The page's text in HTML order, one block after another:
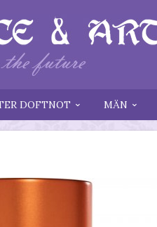
DOFTNOT MÄN